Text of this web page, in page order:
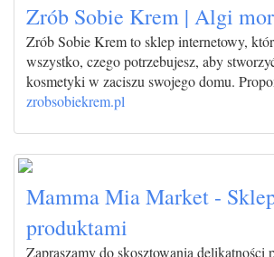
Zrób Sobie Krem | Algi
Zrób Sobie Krem to sklep internetowy,
wszystko, czego potrzebujesz, aby
kosmetyki w zaciszu swojego domu.
zrobsobiekrem.pl
Mamma Mia Market -
produktami
Zapraszamy do skosztowania delikatności